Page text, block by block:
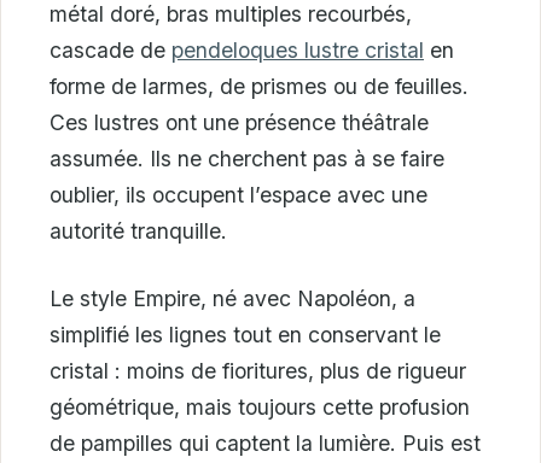
métal doré, bras multiples recourbés,
cascade de pendeloques lustre cristal en
forme de larmes, de prismes ou de feuilles.
Ces lustres ont une présence théâtrale
assumée. Ils ne cherchent pas à se faire
oublier, ils occupent l’espace avec une
autorité tranquille.
Le style Empire, né avec Napoléon, a
simplifié les lignes tout en conservant le
cristal : moins de fioritures, plus de rigueur
géométrique, mais toujours cette profusion
de pampilles qui captent la lumière. Puis est